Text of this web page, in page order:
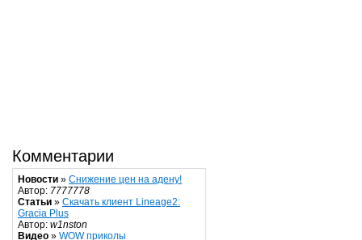
Комментарии
Новости » Снижение цен на адену!
Автор: 7777778
Статьи » Скачать клиент Lineage2:
Gracia Plus
Автор: w1nston
Видео » WOW приколы